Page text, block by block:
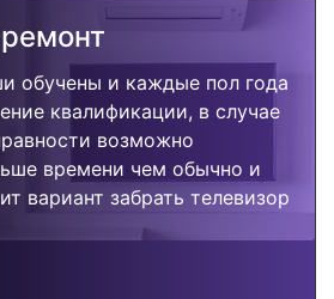
обучены и каждые пол года
квалификации, в случае
возможно
времени чем обычно и
вариант забрать телевизор